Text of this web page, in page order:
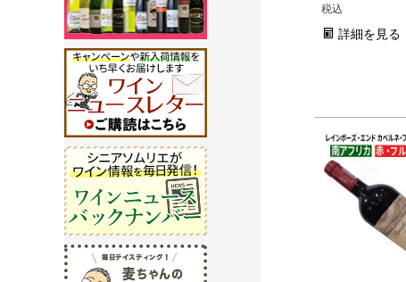
税込
詳細を見る